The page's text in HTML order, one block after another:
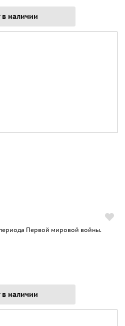
в наличии
Первой мировой войны.
в наличии